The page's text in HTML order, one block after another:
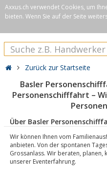
Axxus.ch verwendet Cookies, um
bieten. Wenn Sie auf der Seite
Zurück zur Startseite
Basler
Personenschifffahrt –
Über Basler
Wir können Ihnen vom
anbieten. Von der spontanen
Grossanlass. Wir beraten,
unserer Eventerfahrung.